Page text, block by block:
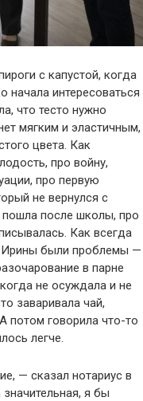
с капустой, когда
начала интересоваться
что тесто нужно
мягким и эластичным,
цвета. Как
про войну,
про первую
не вернулся с
после школы, про
Как всегда
Ирины были проблемы —
в парне
не осуждала и не
заваривала чай,
потом говорила что-то
легче.
— сказал нотариус в
я бы